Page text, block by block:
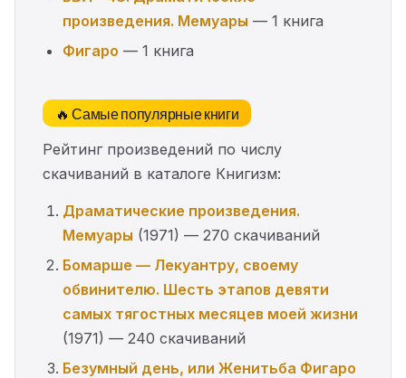
произведения. Мемуары — 1 книга
Фигаро — 1 книга
🔥 Самые популярные книги
Рейтинг произведений по числу
скачиваний в каталоге Книгизм:
Драматические произведения.
Мемуары (1971) — 270 скачиваний
Бомарше — Лекуантру, своему
обвинителю. Шесть этапов девяти
самых тягостных месяцев моей жизни
(1971) — 240 скачиваний
Безумный день, или Женитьба Фигаро